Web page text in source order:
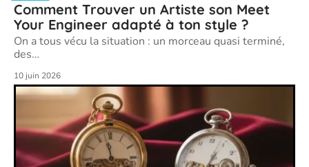
Comment Trouver un Artiste son Meet
Your Engineer adapté à ton style ?
On a tous vécu la situation : un morceau quasi terminé,
des…
10 juin 2026